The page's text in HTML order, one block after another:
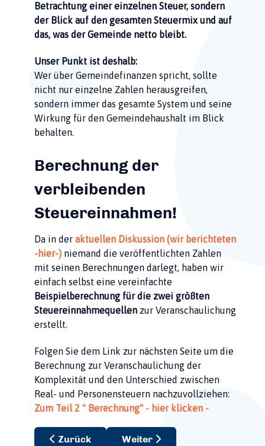
Betrachtung einer einzelnen Steuer, sondern
der Blick auf den gesamten Steuermix und auf
das, was der Gemeinde netto bleibt.
Unser Punkt ist deshalb:
Wer über Gemeindefinanzen spricht, sollte
nicht nur einzelne Zahlen herausgreifen,
sondern immer das gesamte System und seine
Wirkung für den Gemeindehaushalt im Blick
behalten.
Berechnung der
verbleibenden
Steuereinnahmen!
Da in der aktuellen Diskussion (wir berichteten
-hier-) niemand die veröffentlichten Zahlen
mit seinen Berechnungen darlegt, haben wir
einfach selbst eine vereinfachte
Beispielberechnung für die zwei größten
Steuereinnahmequellen zur Veranschaulichung
erstellt.
Folgen Sie dem Link zur nächsten Seite um die
Berechnung zur Veranschaulichung der
Komplexität und den Unterschied zwischen
Real- und Personensteuern nachzuvollziehen:
Zum Teil 2 " Berechnung" - hier klicken -
Vorheriger Beitrag: Gemeindefinanzen
Zurück Nächster Beitrag: Erneuerung
Weiter